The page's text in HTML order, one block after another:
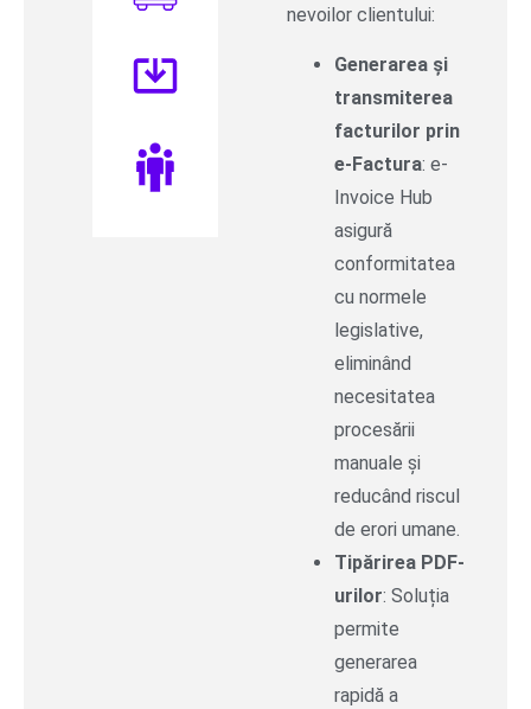
nevoilor clientului:
Generarea și
transmiterea
facturilor prin
e-Factura: e-
Invoice Hub
asigură
conformitatea
cu normele
legislative,
eliminând
necesitatea
procesării
manuale și
reducând riscul
de erori umane.
Tipărirea PDF-
urilor: Soluția
permite
generarea
rapidă a